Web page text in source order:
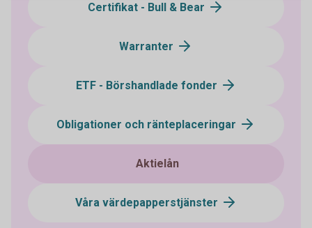
Certifikat - Bull & Bear
Warranter
ETF - Börshandlade fonder
Obligationer och ränteplaceringar
Aktielån
Våra värdepapperstjänster